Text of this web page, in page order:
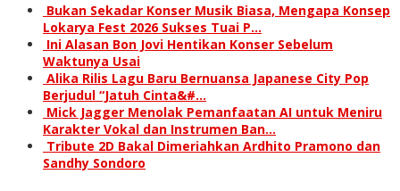
Bukan Sekadar Konser Musik Biasa, Mengapa Konsep
Lokarya Fest 2026 Sukses Tuai P…
Ini Alasan Bon Jovi Hentikan Konser Sebelum
Waktunya Usai
Alika Rilis Lagu Baru Bernuansa Japanese City Pop
Berjudul “Jatuh Cinta&#…
Mick Jagger Menolak Pemanfaatan AI untuk Meniru
Karakter Vokal dan Instrumen Ban…
Tribute 2D Bakal Dimeriahkan Ardhito Pramono dan
Sandhy Sondoro